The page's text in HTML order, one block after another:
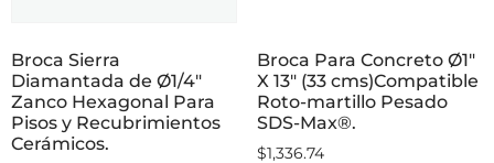
Broca Sierra
Diamantada de Ø1/4″
Zanco Hexagonal Para
Pisos y Recubrimientos
Cerámicos.
Broca Para Concreto Ø1″
X 13″ (33 cms)Compatible
Roto-martillo Pesado
SDS-Max®.
$1,336.74